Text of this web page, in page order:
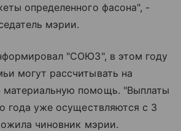
определенного фасона", -
мэрии.
"СОЮЗ", в этом году
могут рассчитывать на
материальную помощь. "Выплаты
года уже осуществляются с 3
чиновник мэрии.